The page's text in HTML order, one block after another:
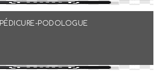
PÉDICURE-PODOLOGUE